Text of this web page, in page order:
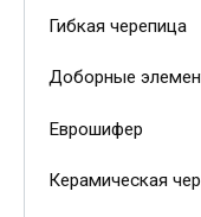
Гибкая черепица
Доборные
Еврошифер
Керамическая